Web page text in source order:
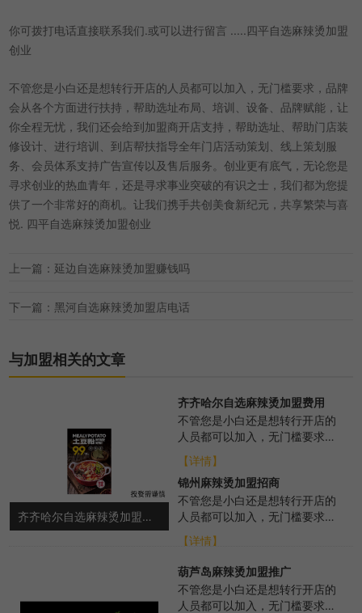
你可拨打电话直接联系我们.或可以进行留言 .....四平自选麻辣烫加盟
创业
不管您是小白还是想转行开店的人员都可以加入，无门槛要求，品牌
会从各个方面进行扶持，帮助选址布局、培训、设备、品牌赋能，让
你全程无忧，我们还会给到加盟商开店支持，帮助选址、帮助门店装
修设计、进行培训、到店帮扶指导全年门店活动策划、线上策划服
务、会员体系支持广告宣传以及售后服务。创业更有底气，无论您是
寻求创业的热血青年，还是寻求事业突破的有识之士，我们都为您提
供了一个非常好的商机。让我们携手共创美食新纪元，共享繁荣与喜
悦. 四平自选麻辣烫加盟创业
上一篇：延边自选麻辣烫加盟赚钱吗
下一篇：黑河自选麻辣烫加盟店电话
与加盟相关的文章
齐齐哈尔自选麻辣烫加盟费用
齐齐哈尔自选麻辣烫加盟费用
不管您是小白还是想转行开店的
人员都可以加入，无门槛要求，
我们总部会从各个方面进行扶
持，帮助选址布局、...
【详情】
锦州麻辣烫加盟招商
不管您是小白还是想转行开店的
人员都可以加入，无门槛要求，
总部会从各个方面进行扶持，帮
助选址布局、培训...
【详情】
葫芦岛麻辣烫加盟推广
不管您是小白还是想转行开店的
人员都可以加入，无门槛要求，